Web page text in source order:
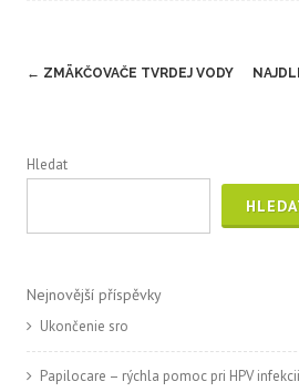
Post
← ZMÄKČOVAČE TVRDEJ VODY
Hledat
Nejnovější příspěvky
Ukončenie sro
Papilocare – rýchla pomoc pri HPV infekcii